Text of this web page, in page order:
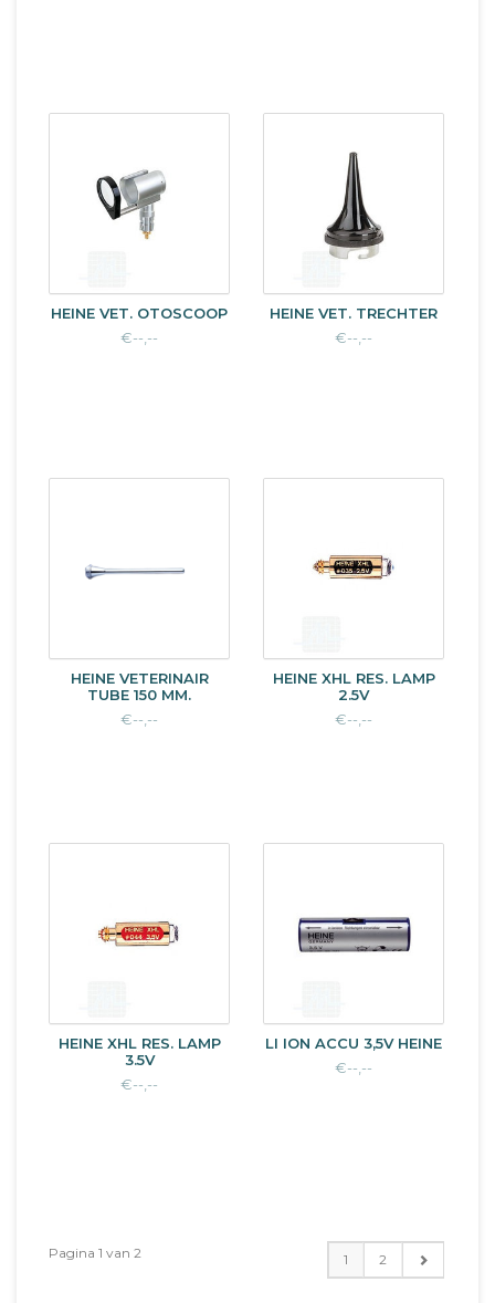
HEINE VET. OTOSCOOP
€--,--
HEINE VET. TRECHTER
€--,--
HEINE VETERINAIR
TUBE 150 MM.
€--,--
HEINE XHL RES. LAMP
2.5V
€--,--
HEINE XHL RES. LAMP
3.5V
€--,--
LI ION ACCU 3,5V HEINE
€--,--
Pagina 1 van 2 1 2